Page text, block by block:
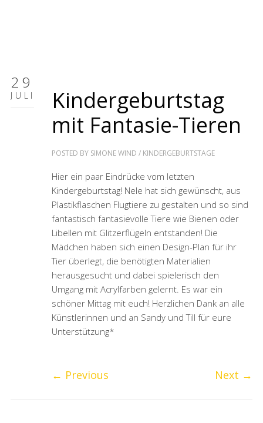
29
JULI
Kindergeburtstag
mit Fantasie-Tieren
POSTED BY SIMONE WIND / KINDERGEBURTSTAGE
Hier ein paar Eindrücke vom letzten
Kindergeburtstag! Nele hat sich gewünscht, aus
Plastikflaschen Flugtiere zu gestalten und so sind
fantastisch fantasievolle Tiere wie Bienen oder
Libellen mit Glitzerflügeln entstanden! Die
Mädchen haben sich einen Design-Plan für ihr
Tier überlegt, die benötigten Materialien
herausgesucht und dabei spielerisch den
Umgang mit Acrylfarben gelernt. Es war ein
schöner Mittag mit euch! Herzlichen Dank an alle
Künstlerinnen und an Sandy und Till für eure
Unterstützung*
← Previous Next →